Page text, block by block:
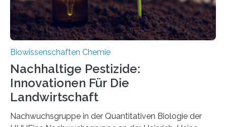
Biowissenschaften Chemie
Nachhaltige Pestizide:
Innovationen Für Die
Landwirtschaft
Nachwuchsgruppe in der Quantitativen Biologie der